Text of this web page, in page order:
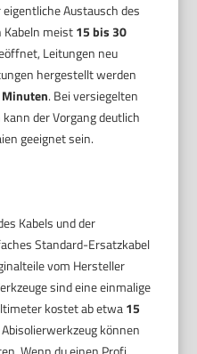
Austausch des
Kabeln meist15 bis 30
Leitungen neu
hergestellt werden
. Bei versiegelten
der Vorgang deutlich
geeignet sein.
Kabels und der
Standard-Ersatzkabel
vom Hersteller
sind eine einmalige
kostet ab etwa15
können